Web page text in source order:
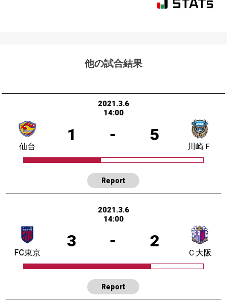
他の試合結果
2021.3.6
14:00
1 - 5
仙台 川崎Ｆ
Report
2021.3.6
14:00
3 - 2
FC東京 Ｃ大阪
Report